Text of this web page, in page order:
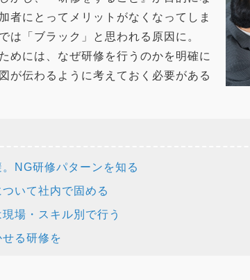
者にとってメリットがなくなってしま
は「ブラック」と思われる原因に。
めには、なぜ研修を行うのかを明確に
が伝わるように考えておく必要がある
NG研修パターンを知る
いて社内で固める
場・スキル別で行う
る研修を